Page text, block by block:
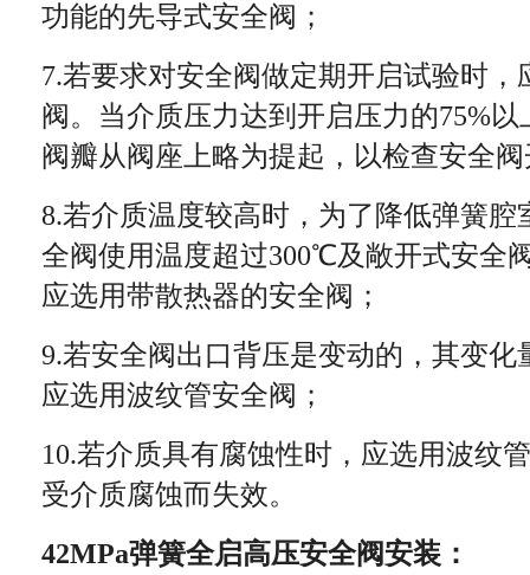
功能的先导式安全阀；
7.若要求对安全阀做定期开启试验时
阀。当介质压力达到开启压力的75%
阀瓣从阀座上略为提起，以检查安全
8.若介质温度较高时，为了降低弹簧
全阀使用温度超过300℃及敞开式安全
应选用带散热器的安全阀；
9.若安全阀出口背压是变动的，其变化
应选用波纹管安全阀；
10.若介质具有腐蚀性时，应选用波纹
受介质腐蚀而失效。
42MPa弹簧全启高压安全阀安装：